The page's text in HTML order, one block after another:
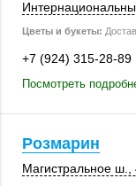
Цветы и букеты:
+7 (924) 315-28-89
Посмотреть
Розмарин
Магистральное ш.,